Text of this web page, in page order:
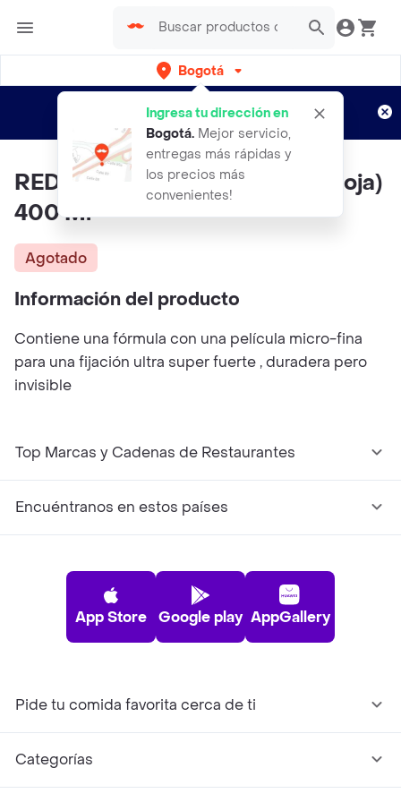
Bogotá
Ingresa tu dirección en
Bogotá. Mejor servicio,
entregas más rápidas y
los precios más
convenientes!
envíos gratis por semanas
Aplican TyC
RED ONE Laca Full Force 07 ( Roja)
400 Ml
Agotado
Información del producto
Contiene una fórmula con una película micro-fina
para una fijación ultra super fuerte , duradera pero
invisible
Top Marcas y Cadenas de Restaurantes
Encuéntranos en estos países
App Store Google play AppGallery
Pide tu comida favorita cerca de ti
Categorías